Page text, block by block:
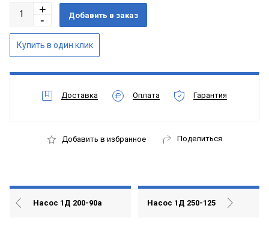
Доставка Оплата Гарантия
Добавить в избранное Поделиться
Насос 1Д 200-90а Насос 1Д 250-125